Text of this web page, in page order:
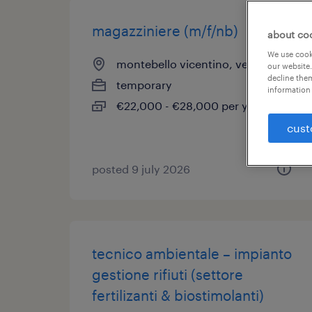
magazziniere (m/f/nb)
montebello vicentino, veneto
temporary
€22,000 - €28,000 per year
posted 9 july 2026
tecnico ambientale – impianto
gestione rifiuti (settore
fertilizanti & biostimolanti)
about
We use
our
decline
information